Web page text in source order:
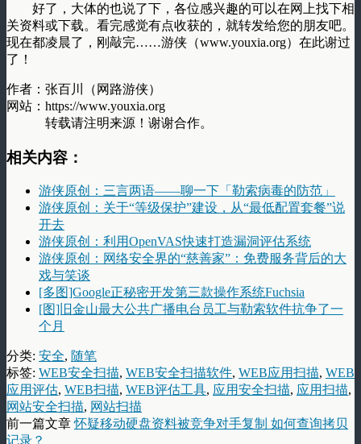
好了，大体的也说了下，各位感兴趣的可以在网上找下相
关资料或下载。看完感觉有点收获的，就转发给您的朋友吧。
现在都凌晨了，刚敲完……游侠（www.youxia.org）在此谢过
了！
作者：张百川（网路游侠）
网站：https://www.youxia.org
转载请注明来源！谢谢合作。
相关内容：
游侠原创：三言两语——聊一下「勒索病毒的防范」
游侠原创：关于“等级保护”建设，从“最低配置套餐”说
开去
游侠原创：利用OpenVAS快速打造漏洞评估系统
游侠原创：网络安全界的“慈善家”：免费服务背后的大
戏与笑谈
[多图]Google正秘密开发第三款操作系统Fuchsia
[图]旧金山最大公共广播电台员工与勒索软件抗争了一
个月
分类: 安全, 随笔
标签: WEB安全扫描, WEB安全扫描软件, WEB应用扫描, WEB
应用评估, WEB扫描, WEB评估工具, 应用安全扫描, 应用扫描,
网站安全扫描, 网站扫描
前一篇文章怀疑移动硬盘资料被竞争对手复制 如何查询拷贝
记录？